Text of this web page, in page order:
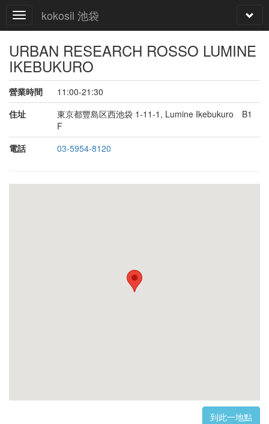
kokosil 池袋
URBAN RESEARCH ROSSO LUMINE
IKEBUKURO
營業時間
11:00-21:30
住址
東京都豐島区西池袋 1-11-1, Lumine Ikebukuro B1
F
電話
03-5954-8120
到此一地點